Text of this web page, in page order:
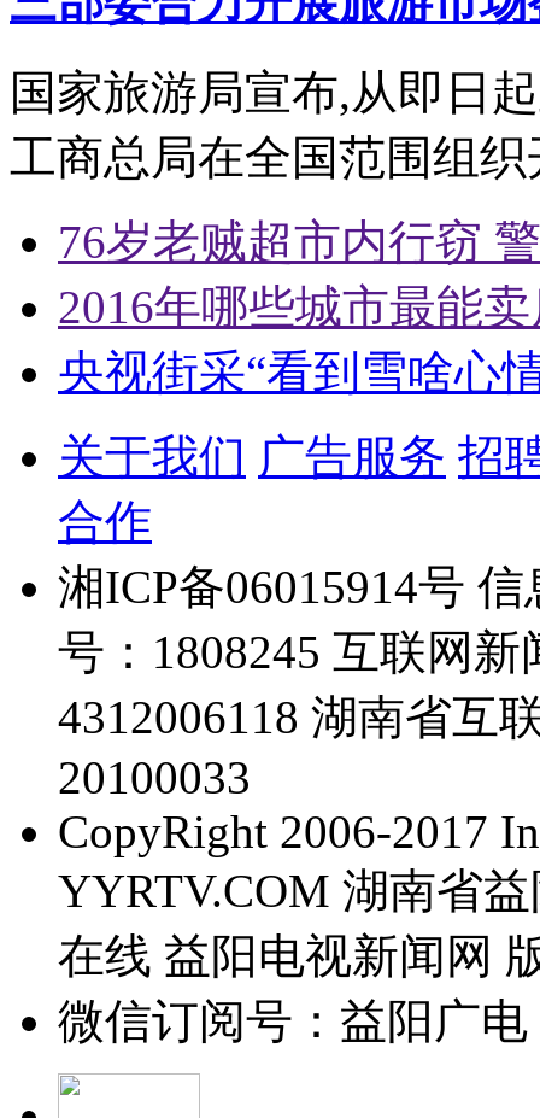
国家旅游局宣布,从即日
工商总局在全国范围组织
76岁老贼超市内行窃
2016年哪些城市最能
央视街采“看到雪啥心
关于我们 广告服务 招
合作
湘ICP备06015914号
号：1808245 互联网
4312006118 湖南省互
20100033
CopyRight 2006-2017
YYRTV.COM 湖南省
在线 益阳电视新闻网
微信订阅号：益阳广